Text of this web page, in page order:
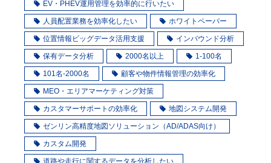
EV・PHEV運用管理を効率的に行いたい
人員配置業務を効率化したい ホワイトペーパー
位置情報ビッグデータ活用支援 インバウンド分析
保有データ分析 2000名以上 1-100名
101名-2000名 顧客や物件情報管理の効率化
MEO・エリアマーケティング対策
カスタマーサポートの効率化 地図システム開発
ゼンリン高精度地図ソリューション（AD/ADAS向け）
カスタム開発
道路や走行に関するデータを分析したい